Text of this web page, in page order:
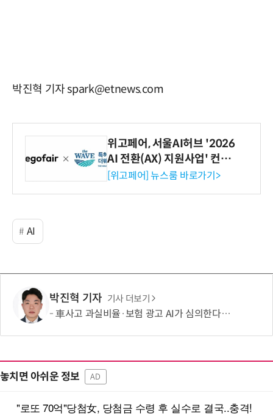
박진혁 기자 spark@etnews.com
위고페어, 서울AI허브 '2026
AI 전환(AX) 지원사업' 컨소
시엄 선정
[위고페어] 뉴스룸 바로가기>
AI
박진혁 기자 기사 더보기
車사고 과실비율·보험 광고 AI가 심의한다…손보협회, 분석 시스템 구축
놓치면 아쉬운 정보 AD